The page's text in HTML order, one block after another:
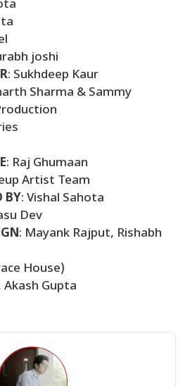
joshi
: Sukhdeep Kaur
Sharma & Sammy
: Raj Ghumaan
Artist Team
BY: Vishal Sahota
Dev
: Mayank Rajput, Rishabh
House)
Akash Gupta